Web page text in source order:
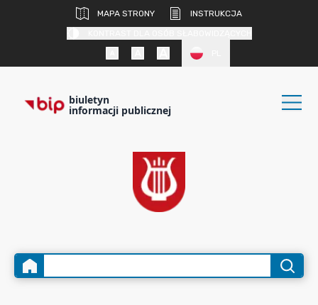
MAPA STRONY
INSTRUKCJA
biuletyn
informacji publicznej